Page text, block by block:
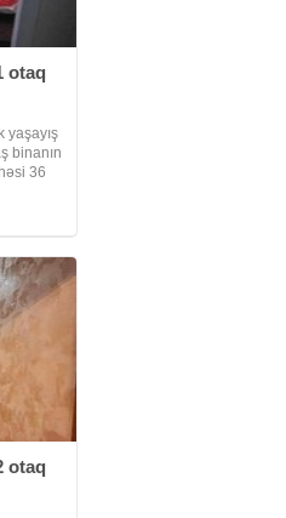
otaq
yaşayış
binanın
36
otaq